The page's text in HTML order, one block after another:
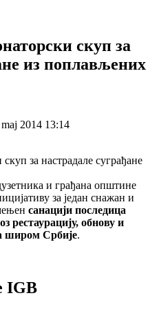
скуп за
из поплављених
2014 13:14
и грађана општине
за један снажан и
санацији последица
рестаурацију, обнову и
широм Србије.
IGB